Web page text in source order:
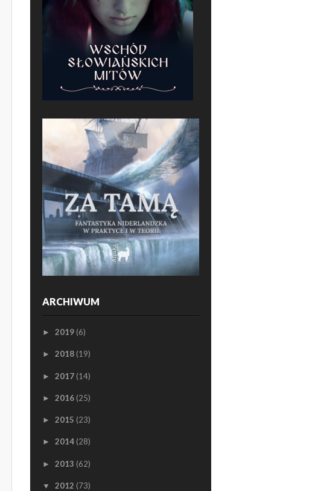
ARCHIWUM
► 2019 (6)
► 2018 (19)
► 2017 (14)
► 2016 (25)
► 2015 (23)
► 2014 (28)
► 2013 (62)
▼ 2012 (73)